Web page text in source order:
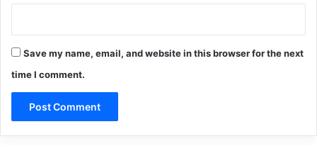
Save my name, email, and website in this browser for the next
time I comment.